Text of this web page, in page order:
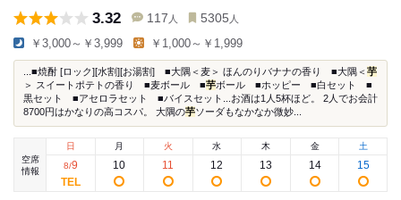
3.32 117 人 5305 人
￥3,000～￥3,999 ￥1,000～￥1,999
...■焼酎 [ロック][水割][お湯割] ■大隅＜麦＞ ほんのりバナナの香り ■大隅＜芋
＞ スイートポテトの香り ■麦ボール ■芋ボール ■ホッピー ■白セット ■
黒セット ■アセロラセット ■バイスセット...お酒は1人5杯ほど。 2人でお会計
8700円はかなりの高コスパ。 大隅の芋ソーダもなかなか微妙...
空席
情報
日
8/9
月
10
火
11
水
12
木
13
金
14
土
15